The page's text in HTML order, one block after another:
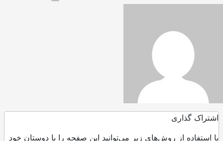
اشتراک گذاری
با استفاده از روش‌های زیر می‌توانید این صفحه را با دوستان خود